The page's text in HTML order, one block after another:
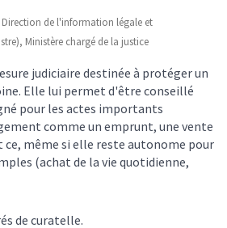
Direction de l'information légale et
Ministère chargé de la justice
judiciaire destinée à protéger un
Elle lui permet d'être conseillé
pour les actes importants
comme un emprunt, une vente
même si elle reste autonome pour
(achat de la vie quotidienne,
de curatelle.